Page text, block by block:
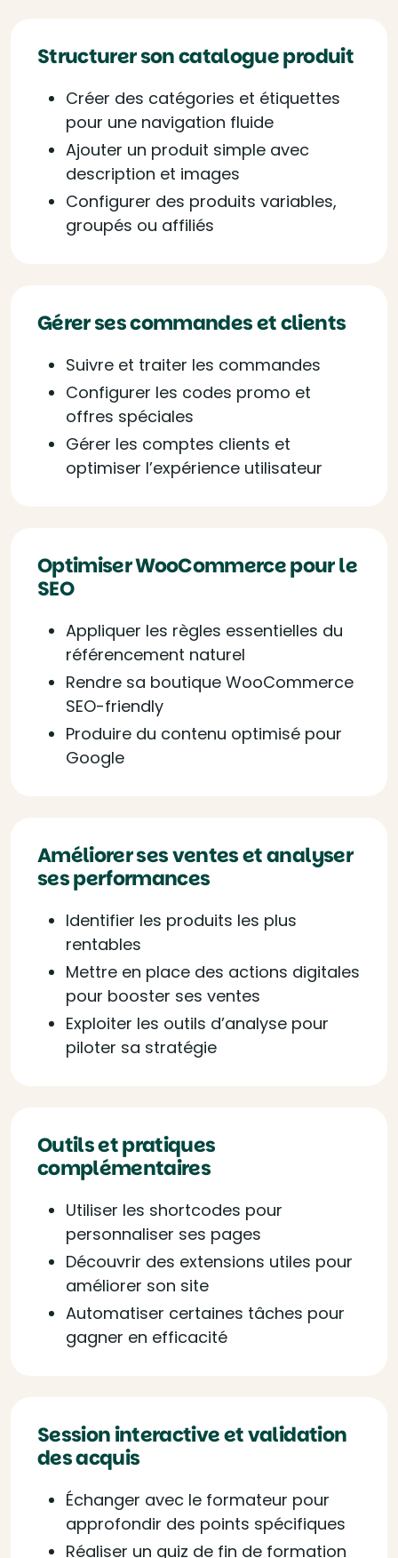
Structurer son catalogue produit
Créer des catégories et étiquettes
pour une navigation fluide
Ajouter un produit simple avec
description et images
Configurer des produits variables,
groupés ou affiliés
Gérer ses commandes et clients
Suivre et traiter les commandes
Configurer les codes promo et
offres spéciales
Gérer les comptes clients et
optimiser l’expérience utilisateur
Optimiser WooCommerce pour le
SEO
Appliquer les règles essentielles du
référencement naturel
Rendre sa boutique WooCommerce
SEO-friendly
Produire du contenu optimisé pour
Google
Améliorer ses ventes et analyser
ses performances
Identifier les produits les plus
rentables
Mettre en place des actions digitales
pour booster ses ventes
Exploiter les outils d’analyse pour
piloter sa stratégie
Outils et pratiques
complémentaires
Utiliser les shortcodes pour
personnaliser ses pages
Découvrir des extensions utiles pour
améliorer son site
Automatiser certaines tâches pour
gagner en efficacité
Session interactive et validation
des acquis
Échanger avec le formateur pour
approfondir des points spécifiques
Réaliser un quiz de fin de formation